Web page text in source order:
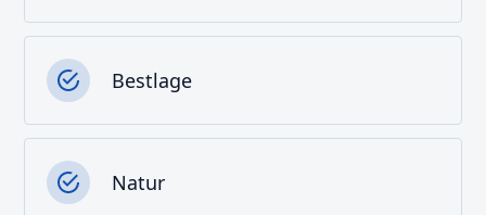
Bestlage
Natur